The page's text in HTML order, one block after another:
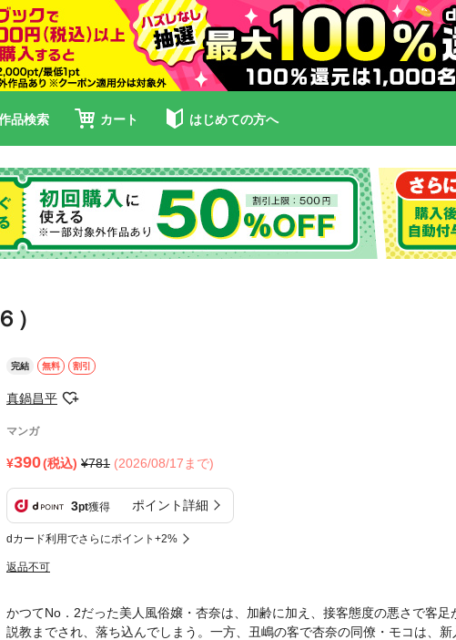
品検索 カート はじめての方へ
）
完結 無料 割引
真鍋昌平
マンガ
390(税込) 781 (2026/08/17まで)
3pt獲得 ポイント詳細
dカード利用でさらにポイント+2%
返品不可
かつてNo．2だった美人風俗嬢・杏奈は、加齢に加え、接客態度の悪さで客
説教までされ、落ち込んでしまう。一方、丑嶋の客で杏奈の同僚・モコは、新